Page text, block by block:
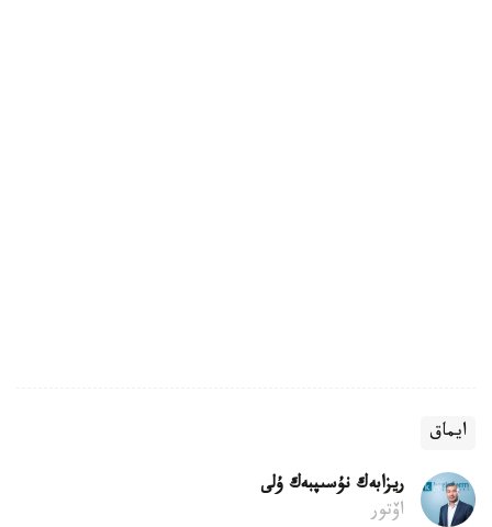
ايماق
ريزابەك نۇسىپبەك ۇلى
اۆتور